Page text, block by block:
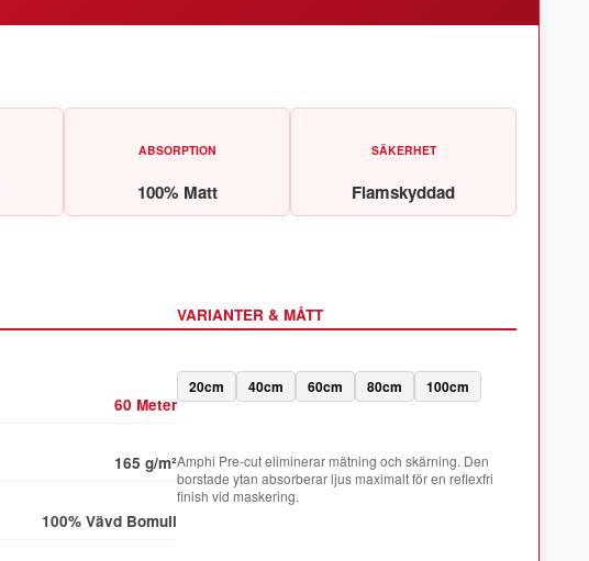
ABSORPTION
100% Matt
SÄKERHET
Flamskyddad
60 Meter
165 g/m²
100% Vävd Bomull
VARIANTER & MÅTT
20cm 40cm 60cm 80cm 100cm
Amphi Pre-cut eliminerar mätning och skärning. Den
borstade ytan absorberar ljus maximalt för en reflexfri